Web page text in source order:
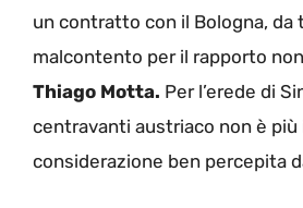
un contratto con il Bologna,
malcontento per il rapporto
Thiago Motta. Per l’erede di
centravanti austriaco non è più
considerazione ben percepita